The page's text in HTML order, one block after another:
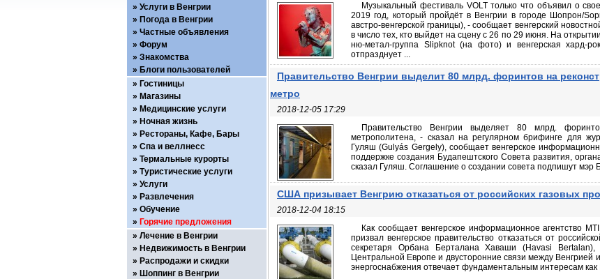
Музыкальный фестиваль VOLT только что объявил о
2019 год, который пройдёт в Венгрии в городе Шопрон/
австро-венгерской границы), - сообщает венгерский
в число тех, кто выйдет на сцену с 26 по 29 июня. На
ню-метал-группа Slipknot (на фото) и венгерская хард-
отпразднует ...
Правительство Венгрии выделит 80 млрд. форинтов на
метро
2018-12-05 17:29
Правительство Венгрии выделяет 80 млрд.
метрополитена, - сказал на регулярном брифинге для
Гуляш (Gulyás Gergely), сообщает венгерское
поддержке создания Будапештского Совета развития,
сказал Гуляш. Соглашение о создании совета подпишут
США призывает Венгрию отказаться от российских газовых
2018-12-04 18:15
Как сообщает венгерское информационное агентство
призвал венгерское правительство отказаться от
секретаря Орбана Берталана Хаваши (Havasi Bertalan),
Центральной Европе и двусторонние связи между
энергоснабжения отвечает фундаментальным интересам
Услуги в Венгрии
Погода в Венгрии
Частные объявления
Форум
Знакомства
Блоги пользователей
Гостиницы
Магазины
Медицинские услуги
Ночная жизнь
Рестораны, Кафе, Бары
Спа и веллнесс
Термальные курорты
Туристические услуги
Услуги
Развлечения
Обучение
Горячие предложения
Лечение в Венгрии
Недвижимость в Венгрии
Распродажи и скидки
Шоппинг в Венгрии